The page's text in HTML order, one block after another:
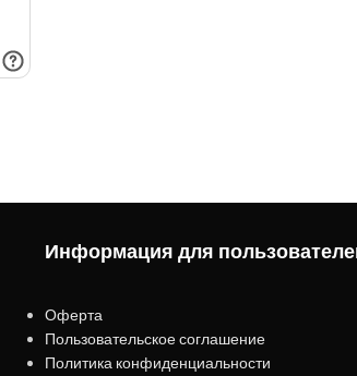
Информация для
Оферта
Пользовательское соглашение
Политика конфиденциальности